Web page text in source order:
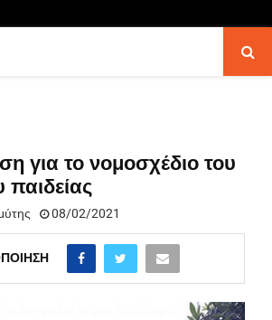
για το νομοσχέδιο του
παιδείας
08/02/2021